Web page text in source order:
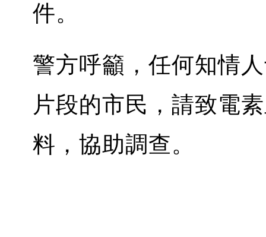
件。
警方呼籲，任何知情
片段的市民，請致電
料，協助調查。